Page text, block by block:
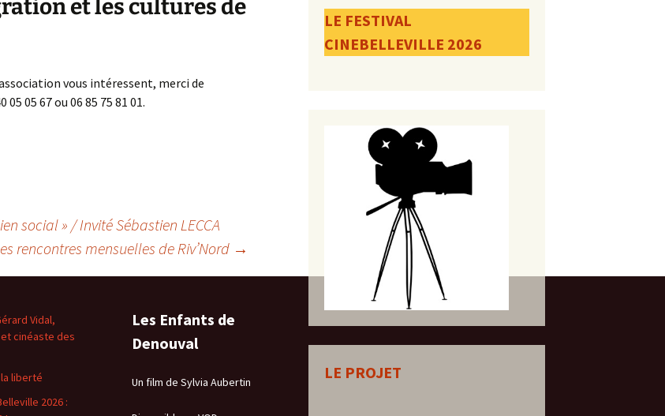
et les cultures de
vous intéressent, merci de
05 67 ou 06 85 75 81 01.
social » / Invité Sébastien LECCA
rencontres mensuelles de Riv’Nord →
LE FESTIVAL
CINEBELLEVILLE 2026
LE PROJET
Vidal,
cinéaste des
liberté
2026 :
Les Enfants de
Denouval
Un film de Sylvia Aubertin